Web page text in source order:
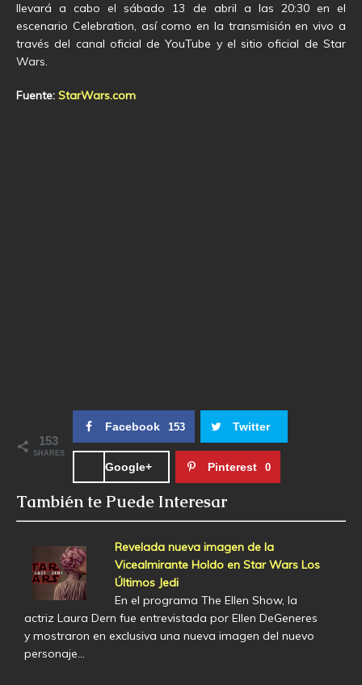
llevará a cabo el sábado 13 de abril a las 20:30 en el
escenario Celebration, así como en la transmisión en vivo a
través del canal oficial de YouTube y el sitio oficial de Star
Wars.
Fuente: StarWars.com
153
SHARES
Facebook 153 Twitter
Google+ Pinterest 0
También te Puede Interesar
Revelada nueva imagen de la
Vicealmirante Holdo en Star Wars Los
Últimos Jedi
En el programa The Ellen Show, la
actriz Laura Dern fue entrevistada por Ellen DeGeneres
y mostraron en exclusiva una nueva imagen del nuevo
personaje…